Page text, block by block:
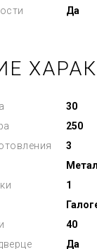
Да
30
250
3
1
40
Да